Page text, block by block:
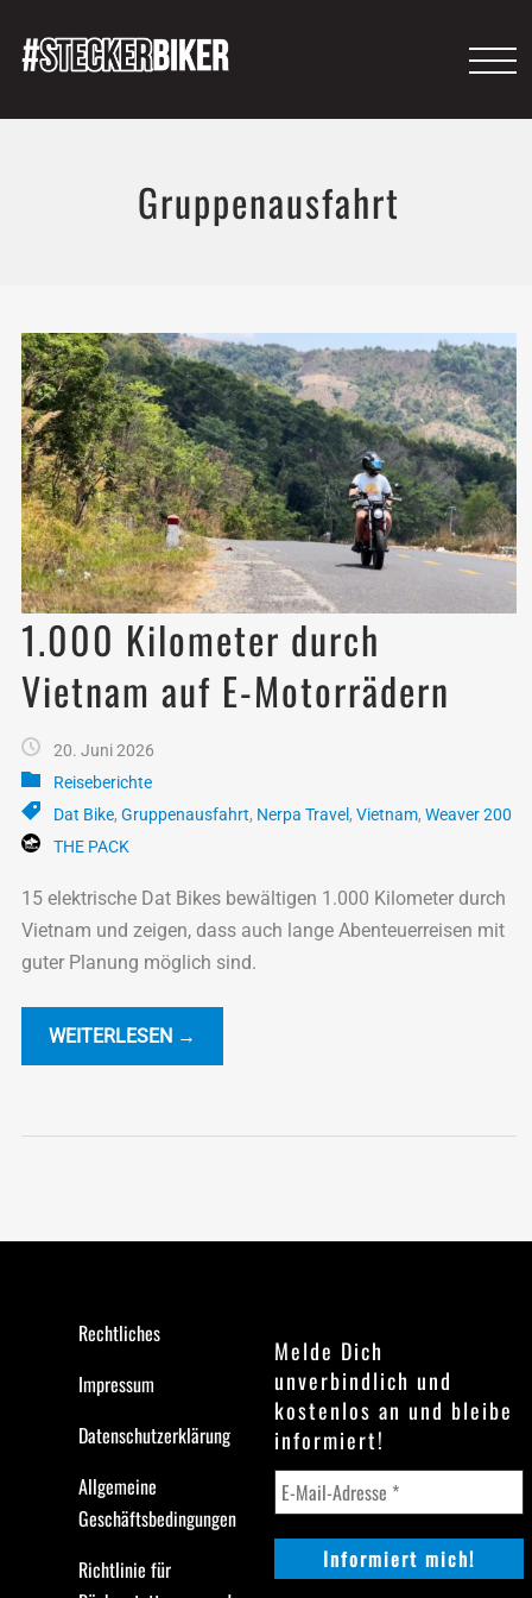
Gruppenausfahrt
1.000 Kilometer durch
Vietnam auf E-Motorrädern
20. Juni 2026
Reiseberichte
Dat Bike, Gruppenausfahrt, Nerpa Travel, Vietnam, Weaver 200
THE PACK
15 elektrische Dat Bikes bewältigen 1.000 Kilometer durch
Vietnam und zeigen, dass auch lange Abenteuerreisen mit
guter Planung möglich sind.
WEITERLESEN →
Rechtliches
Impressum
Datenschutzerklärung
Allgemeine
Geschäftsbedingungen
Richtlinie für
Melde Dich
unverbindlich und
kostenlos an und bleibe
informiert!